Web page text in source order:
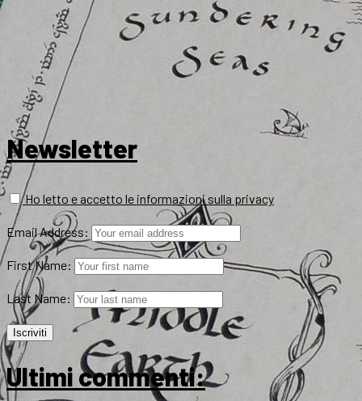
Newsletter
Ho letto e accetto le informazioni sulla privacy
Email Address:
First Name:
Last Name:
Ultimi commenti: